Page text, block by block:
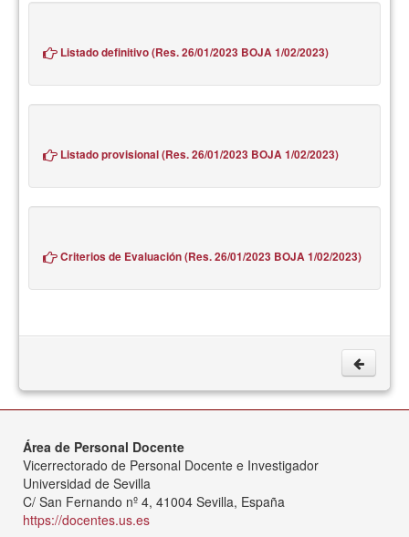
Listado definitivo (Res. 26/01/2023 BOJA 1/02/2023)
Listado provisional (Res. 26/01/2023 BOJA 1/02/2023)
Criterios de Evaluación (Res. 26/01/2023 BOJA 1/02/2023)
Área de Personal Docente
Vicerrectorado de Personal Docente e Investigador
Universidad de Sevilla
C/ San Fernando nº 4, 41004 Sevilla, España
https://docentes.us.es